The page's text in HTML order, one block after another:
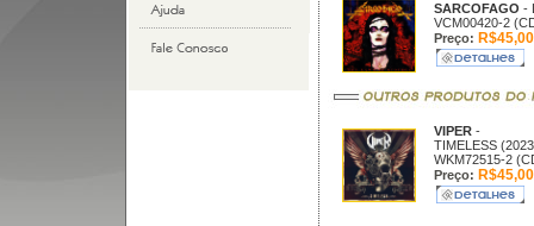
SARCOFAGO -
VCM00420-2
Preço: R$45,00
VIPER -
TIMELESS
WKM72515-2
Preço: R$45,00